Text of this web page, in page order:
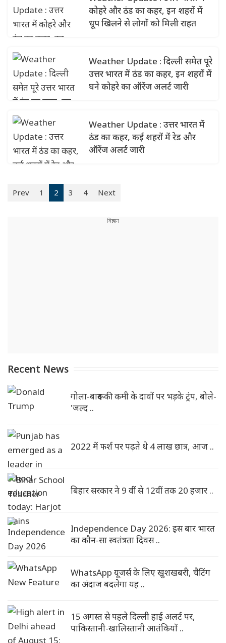
कोहरे और ठंड का कहर, इन शहरों में
धूप खिलने से लोगों को मिली राहत
Weather Update : दिल्ली समेत पूरे
उत्तर भारत में ठंड का कहर, इन शहरों में
घने कोहरे का ऑरेंज अलर्ट जारी
Weather Update : उत्तर भारत में
ठंड का कहर, कई शहरों में रेड और
ऑरेंज अलर्ट जारी
Prev 1 2 3 4 Next
Recent News
गोला-बारूद की कमी के दावों पर भड़के ट्रंप, बोले-
'जल्द ..
2022 में फर्श पर पढ़ते थे 4 लाख छात्र, आज ..
बिहार सरकार ने 9 वीं से 12वीं तक 20 हजार ..
Independence Day 2026: इस बार भारत
का कौन-सा स्वतंत्रता दिवस ..
WhatsApp यूजर्स के लिए खुशखबरी, चैटिंग
का अंदाज बदलेगा यह ..
15 अगस्त से पहले दिल्ली हाई अलर्ट पर,
पाकिस्तानी-खालिस्तानी आतंकियों ..